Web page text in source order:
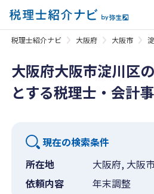
税理士紹介ナビ 大阪府 大阪市
大阪府大阪市淀川区
とする税理士・会計
現在の検索条件
所在地
大阪府, 大阪
依頼内容
年末調整